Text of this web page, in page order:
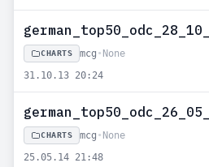
CHARTS mcg • None
31.10.13 20:24
CHARTS mcg • None
25.05.14 21:48